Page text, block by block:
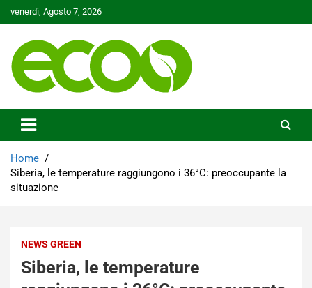
to
venerdì, Agosto 7, 2026
Ecoo.it
Home
Siberia, le temperature raggiungono i 36°C: preoccupante la
situazione
NEWS GREEN
Siberia, le temperature